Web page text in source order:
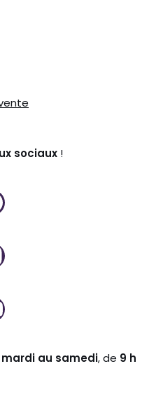
sociaux !
au samedi, de 9 h